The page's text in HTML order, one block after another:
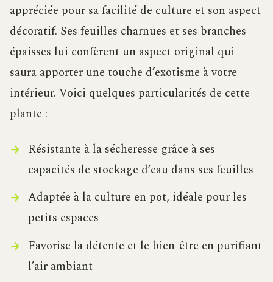
appréciée pour sa facilité de culture et son aspect
décoratif. Ses feuilles charnues et ses branches
épaisses lui confèrent un aspect original qui
saura apporter une touche d’exotisme à votre
intérieur. Voici quelques particularités de cette
plante :
Résistante à la sécheresse grâce à ses
capacités de stockage d’eau dans ses feuilles
Adaptée à la culture en pot, idéale pour les
petits espaces
Favorise la détente et le bien-être en purifiant
l’air ambiant